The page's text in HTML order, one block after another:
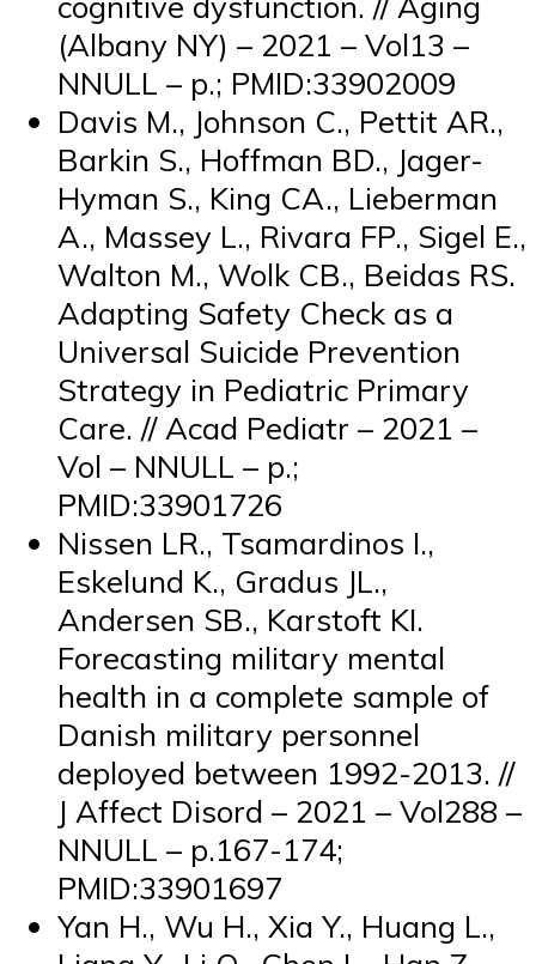
(Albany NY) – 2021 – Vol13 –
NNULL – p.; PMID:33902009
Davis M., Johnson C., Pettit AR.,
Barkin S., Hoffman BD., Jager-
Hyman S., King CA., Lieberman
A., Massey L., Rivara FP., Sigel E.,
Walton M., Wolk CB., Beidas RS.
Adapting Safety Check as a
Universal Suicide Prevention
Strategy in Pediatric Primary
Care. // Acad Pediatr – 2021 –
Vol – NNULL – p.;
PMID:33901726
Nissen LR., Tsamardinos I.,
Eskelund K., Gradus JL.,
Andersen SB., Karstoft KI.
Forecasting military mental
health in a complete sample of
Danish military personnel
deployed between 1992-2013. //
J Affect Disord – 2021 – Vol288 –
NNULL – p.167-174;
PMID:33901697
Yan H., Wu H., Xia Y., Huang L.,